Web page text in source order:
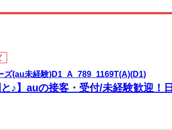
ズ(au未経験)D1_A_789_1169T(A)(D1)
と♪】auの接客・受付/未経験歓迎！日